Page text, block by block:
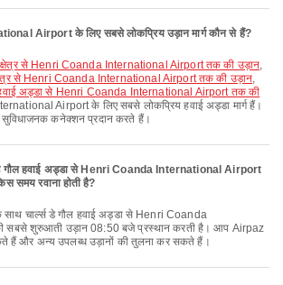
Airport के लिए सबसे लोकप्रिय उड़ान मार्ग कौन से हैं?
से Henri Coanda International Airport तक की उड़ान,
से Henri Coanda International Airport तक की उड़ान,
हवाई अड्डा से Henri Coanda International Airport तक की
Airport के लिए सबसे लोकप्रिय हवाई अड्डा मार्ग हैं।
सुविधाजनक कनेक्शन प्रदान करते हैं।
डे गौल हवाई अड्डा से Henri Coanda International Airport
समय रवाना होती है?
सबसे शुरुआती उड़ान 08:50 बजे प्रस्थान करती है। आप Airpaz
हैं और अन्य उपलब्ध उड़ानों की तुलना कर सकते हैं।